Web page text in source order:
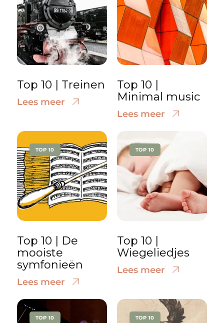
Top 10 | Treinen
Lees meer
Top 10 |
Minimal music
Lees meer
TOP 10
Top 10 | De
mooiste
symfonieën
Lees meer
TOP 10
Top 10 |
Wiegeliedjes
Lees meer
TOP 10 TOP 10